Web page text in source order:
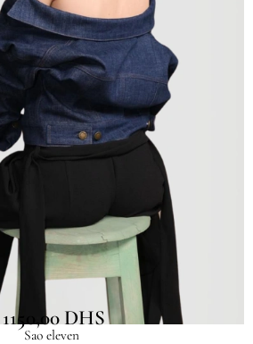
Mila Denim Courte
Sao eleven
1150,00DHS